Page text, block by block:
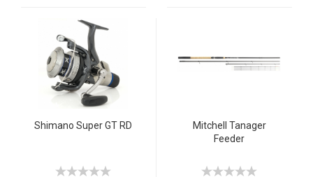
Shimano Super GT RD
Mitchell Tanager
Feeder